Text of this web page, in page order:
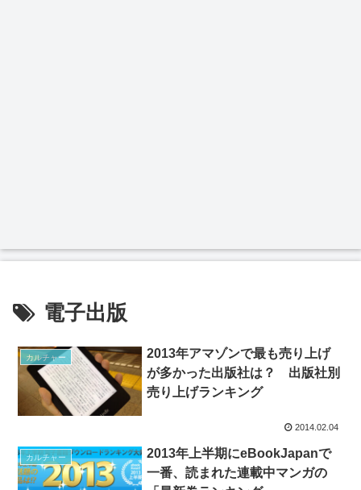
電子出版
カルチャー
2013年アマゾンで最も売り上げ
が多かった出版社は？ 出版社別
売り上げランキング
2014.02.04
カルチャー
2013年上半期にeBookJapanで
一番、読まれた連載中マンガの